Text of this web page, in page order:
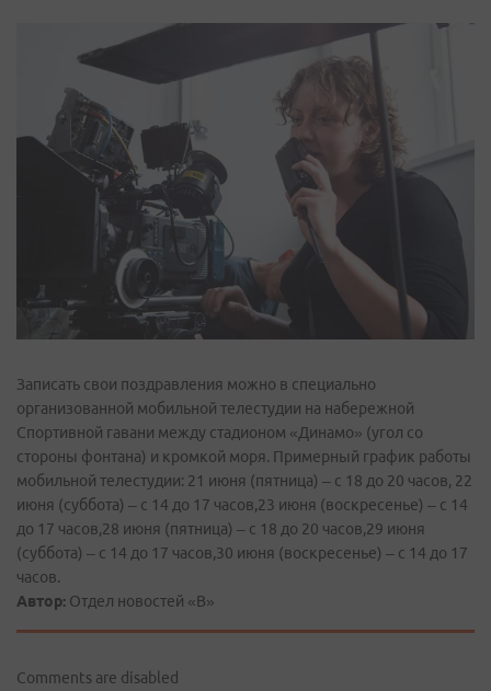
Записать свои поздравления можно в специально
организованной мобильной телестудии на набережной
Спортивной гавани между стадионом «Динамо» (угол со
стороны фонтана) и кромкой моря. Примерный график работы
мобильной телестудии: 21 июня (пятница) – с 18 до 20 часов, 22
июня (суббота) – с 14 до 17 часов,23 июня (воскресенье) – с 14
до 17 часов,28 июня (пятница) – с 18 до 20 часов,29 июня
(суббота) – с 14 до 17 часов,30 июня (воскресенье) – с 14 до 17
часов.
Автор: Отдел новостей «В»
Comments are disabled